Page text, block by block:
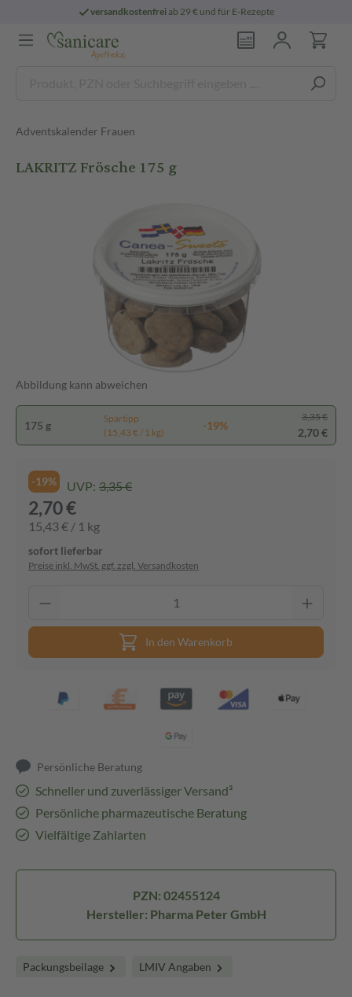
versandkostenfreiab 29 € und für E-Rezepte
Adventskalender Frauen
LAKRITZ Frösche 175 g
Abbildung kann abweichen
175 g
Spartipp
(15,43 € / 1 kg)
-19%
3,35 €
2,70 €
-19% UVP: 3,35 €
2,70 €
15,43 € / 1 kg
sofort lieferbar
Preise inkl. MwSt. ggf. zzgl. Versandkosten
In den Warenkorb
Persönliche Beratung
Schneller und zuverlässiger Versand³
Persönliche pharmazeutische Beratung
Vielfältige Zahlarten
PZN: 02455124
Hersteller: Pharma Peter GmbH
Packungsbeilage LMIV Angaben